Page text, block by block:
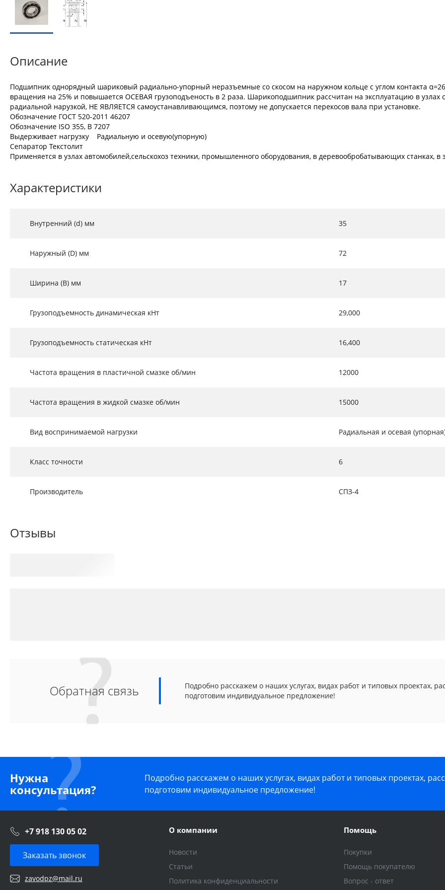
Описание
Подшипник однорядный шариковый радиально-упорный неразъемные со скосом на наружном кольце с углом контакта
вращения на 25% и повышается ОСЕВАЯ грузоподъеность в 2 раза. Шарикоподшипник рассчитан на эксплуатацию в
радиальной нарузкой, НЕ ЯВЛЯЕТСЯ самоустанавливающимся, поэтому не допускается перекосов вала при установке.
Обозначение ГОСТ 520-2011 46207
Обозначение ISO 355, В 7207
Выдерживает нагрузку Радиальную и осевую(упорную)
Сепаратор Текстолит
Применяется в узлах автомобилей,сельскохоз техники, промышленного оборудования, в деревообробатывающих станках, в
Характеристики
Внутренний (d) мм 35
Наружный (D) мм 72
Ширина (B) мм 17
Грузоподъемность динамическая кНт 29,000
Грузоподъемность статическая кНт 16,400
Частота вращения в пластичной смазке об/мин 12000
Частота вращения в жидкой смазке об/мин 15000
Вид воспринимаемой нагрузки Радиальная и осевая
Класс точности 6
Производитель СПЗ-4
Отзывы
Обратная связь
Подробно расскажем о наших услугах, видах работ и типовых проектах,
подготовим индивидуальное предложение!
Нужна
консультация?
Подробно расскажем о наших услугах, видах работ и типовых проектах,
подготовим индивидуальное предложение!
+7 918 130 05 02
Заказать звонок
zavodpz@mail.ru
О компании
Новости
Статьи
Политика конфиденциальности
Помощь
Покупки
Помощь покупателю
Вопрос - ответ